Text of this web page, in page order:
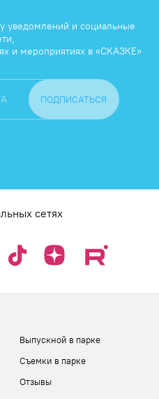
уведомлений и социальные
и мероприятиях в «СКАЗКЕ»
сетях
Выпускной в парке
Съемки в парке
Отзывы